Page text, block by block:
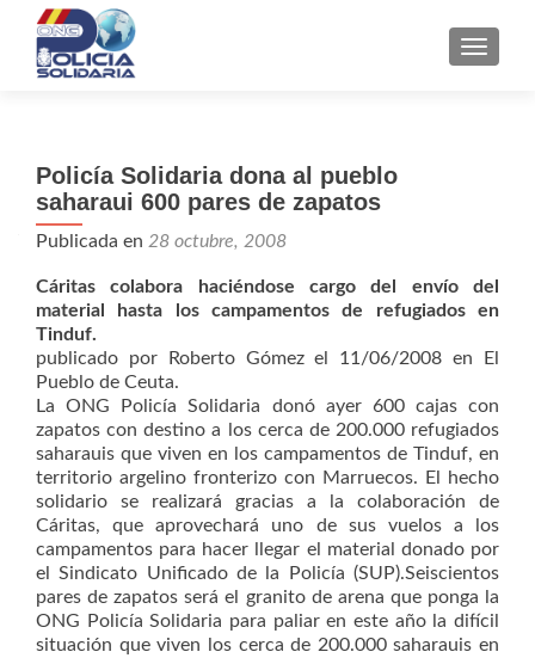
Policía Solidaria dona al pueblo
saharaui 600 pares de zapatos
Publicada en 28 octubre, 2008
Cáritas colabora haciéndose cargo del envío del
material hasta los campamentos de refugiados en
Tinduf.
publicado por Roberto Gómez el 11/06/2008 en El
Pueblo de Ceuta.
La ONG Policía Solidaria donó ayer 600 cajas con
zapatos con destino a los cerca de 200.000 refugiados
saharauis que viven en los campamentos de Tinduf, en
territorio argelino fronterizo con Marruecos. El hecho
solidario se realizará gracias a la colaboración de
Cáritas, que aprovechará uno de sus vuelos a los
campamentos para hacer llegar el material donado por
el Sindicato Unificado de la Policía (SUP).Seiscientos
pares de zapatos será el granito de arena que ponga la
ONG Policía Solidaria para paliar en este año la difícil
situación que viven los cerca de 200.000 saharauis en